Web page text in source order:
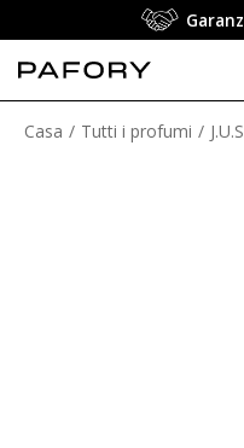
Casa Tutti i profumi J.U.S